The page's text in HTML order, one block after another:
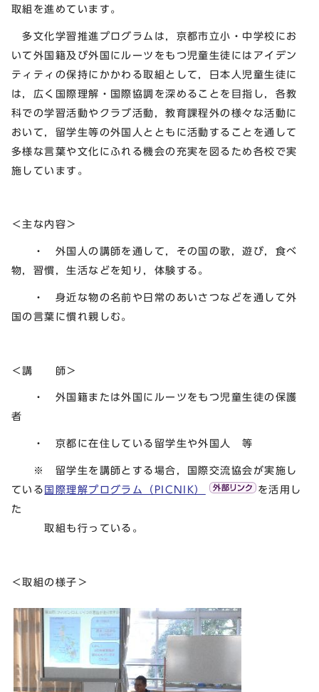
取組を進めています。
多文化学習推進プログラムは，京都市立小・中学校にお
いて外国籍及び外国にルーツをもつ児童生徒にはアイデン
ティティの保持にかかわる取組として，日本人児童生徒に
は，広く国際理解・国際協調を深めることを目指し，各教
科での学習活動やクラブ活動，教育課程外の様々な活動に
おいて，留学生等の外国人とともに活動することを通して
多様な言葉や文化にふれる機会の充実を図るため各校で実
施しています。
＜主な内容＞
・ 外国人の講師を通して，その国の歌，遊び，食べ
物，習慣，生活などを知り，体験する。
・ 身近な物の名前や日常のあいさつなどを通して外
国の言葉に慣れ親しむ。
＜講 師＞
・ 外国籍または外国にルーツをもつ児童生徒の保護
者
・ 京都に在住している留学生や外国人 等
※ 留学生を講師とする場合，国際交流協会が実施し
ている 国際理解プログラム（PICNIK）
を活用し
た
取組も行っている。
＜取組の様子＞